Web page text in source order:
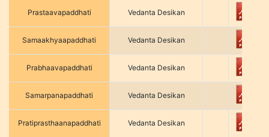
Prastaavapaddhati Vedanta Desikan
Samaakhyaapaddhati Vedanta Desikan
Prabhaavapaddhati Vedanta Desikan
Samarpanapaddhati Vedanta Desikan
Pratiprasthaanapaddhati Vedanta Desikan